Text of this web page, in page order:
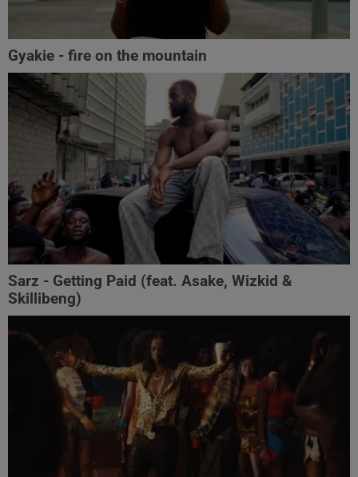
Gyakie - fire on the mountain
Sarz - Getting Paid (feat. Asake, Wizkid &
Skillibeng)